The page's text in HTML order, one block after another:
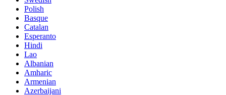
Polish
Basque
Catalan
Esperanto
Hindi
Lao
Albanian
Amharic
Armenian
Azerbaijani